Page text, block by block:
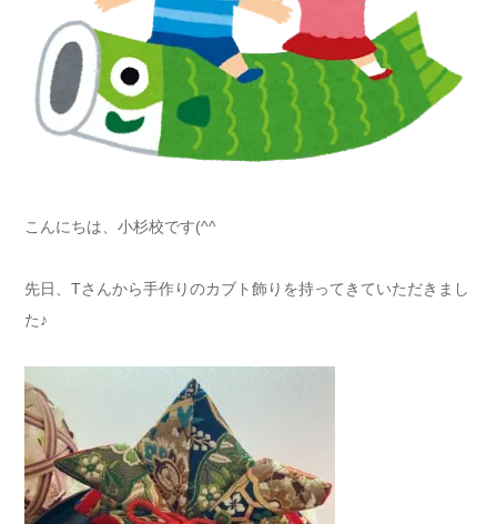
こんにちは、小杉校です(^^
先日、Tさんから手作りのカブト飾りを持ってきていただきまし
た♪